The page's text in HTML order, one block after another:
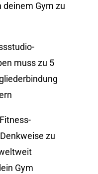
Gym zu
musszu 5
zu
Gym